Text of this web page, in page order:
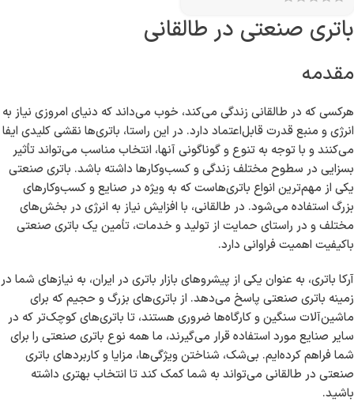
باتری 2 ولت 2000 آمپر OPZS
باتری صنعتی در طالقانی
مقدمه
هرکسی که در طالقانی زندگی می‌کند، خوب می‌داند که دنیای امروزی نیاز به
انرژی و منبع قدرت قابل‌اعتماد دارد. در این راستا، باتری‌ها نقشی کلیدی ایفا
بسزایی در سطوح مختلف زندگی و کسب‌وکارها داشته باشد. باتری صنعتی
یکی از مهم‌ترین انواع باتری‌هاست که به ویژه در صنایع و کسب‌وکارهای
بزرگ استفاده می‌شود. در طالقانی، با افزایش نیاز به انرژی در بخش‌های
مختلف و در راستای حمایت از تولید و خدمات، تأمین یک باتری صنعتی
باکیفیت اهمیت فراوانی دارد.
آرکا باتری، به عنوان یکی از پیشروهای بازار باتری در ایران، به نیازهای شما در